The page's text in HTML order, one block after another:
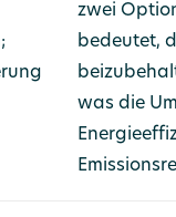
zwei
bedeutet,
was die